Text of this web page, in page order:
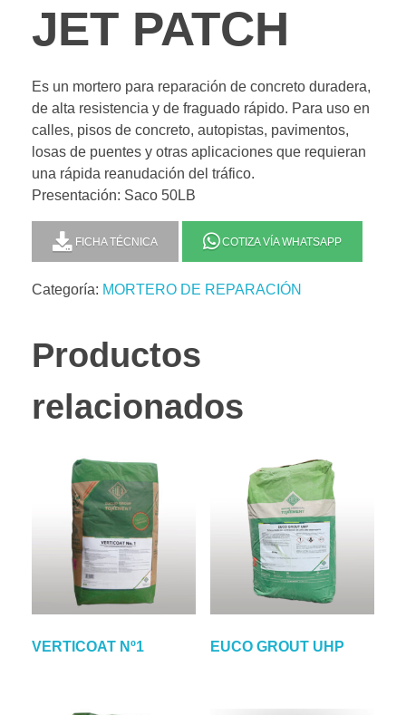
JET PATCH
Es un mortero para reparación de concreto duradera,
de alta resistencia y de fraguado rápido. Para uso en
calles, pisos de concreto, autopistas, pavimentos,
losas de puentes y otras aplicaciones que requieran
una rápida reanudación del tráfico.
Presentación: Saco 50LB
FICHA TÉCNICA COTIZA VÍA WHATSAPP
Categoría: MORTERO DE REPARACIÓN
Productos
relacionados
VERTICOAT Nº1 EUCO GROUT UHP